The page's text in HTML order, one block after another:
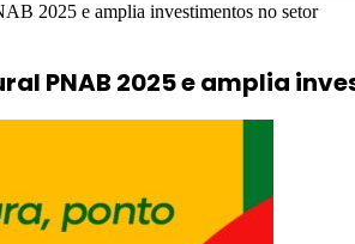
2025 e amplia investimentos no setor
PNAB 2025 e amplia